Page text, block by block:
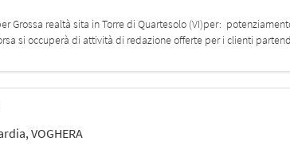
Grossa realtà sita in Torre di Quartesolo (VI)per:
si occuperà di attività di redazione offerte per i clienti
,VOGHERA